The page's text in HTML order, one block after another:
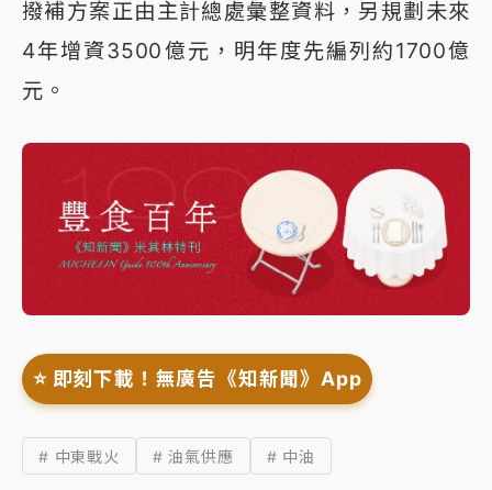
撥補方案正由主計總處彙整資料，另規劃未來
4年增資3500億元，明年度先編列約1700億
元。
⭐️ 即刻下載！無廣告《知新聞》App
# 中東戰火 # 油氣供應 # 中油